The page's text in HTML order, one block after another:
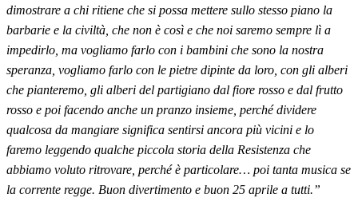
dimostrare a chi ritiene che si possa mettere sullo stesso piano la
barbarie e la civiltà, che non è così e che noi saremo sempre lì a
impedirlo, ma vogliamo farlo con i bambini che sono la nostra
speranza, vogliamo farlo con le pietre dipinte da loro, con gli alberi
che pianteremo, gli alberi del partigiano dal fiore rosso e dal frutto
rosso e poi facendo anche un pranzo insieme, perché dividere
qualcosa da mangiare significa sentirsi ancora più vicini e lo
faremo leggendo qualche piccola storia della Resistenza che
abbiamo voluto ritrovare, perché è particolare… poi tanta musica se
la corrente regge. Buon divertimento e buon 25 aprile a tutti.”